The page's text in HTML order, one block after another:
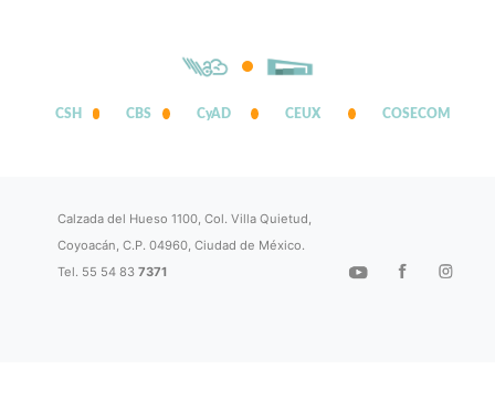
CSH CBS CyAD CEUX COSECOM
Calzada del Hueso 1100, Col. Villa Quietud,
Coyoacán, C.P. 04960, Ciudad de México.
Tel. 55 54 837371